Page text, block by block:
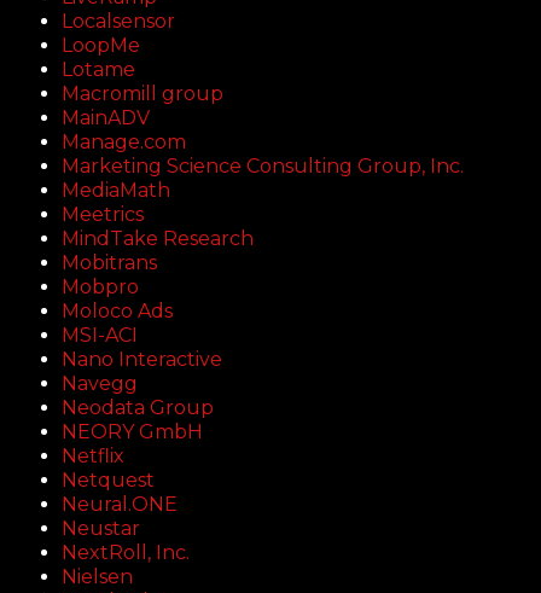
Localsensor
LoopMe
Lotame
Macromill group
MainADV
Manage.com
Marketing Science Consulting Group, Inc.
MediaMath
Meetrics
MindTake Research
Mobitrans
Mobpro
Moloco Ads
MSI-ACI
Nano Interactive
Navegg
Neodata Group
NEORY GmbH
Netflix
Netquest
Neural.ONE
Neustar
NextRoll, Inc.
Nielsen